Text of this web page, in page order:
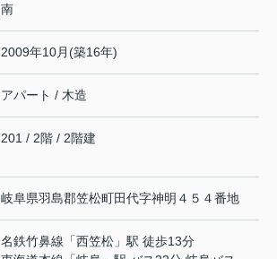
南
2009年10月(築16年)
アパート / 木造
201 / 2階 / 2階建
岐阜県羽島郡笠松町田代字神明４５４番地
名鉄竹鼻線 「西笠松 」駅 徒歩13分